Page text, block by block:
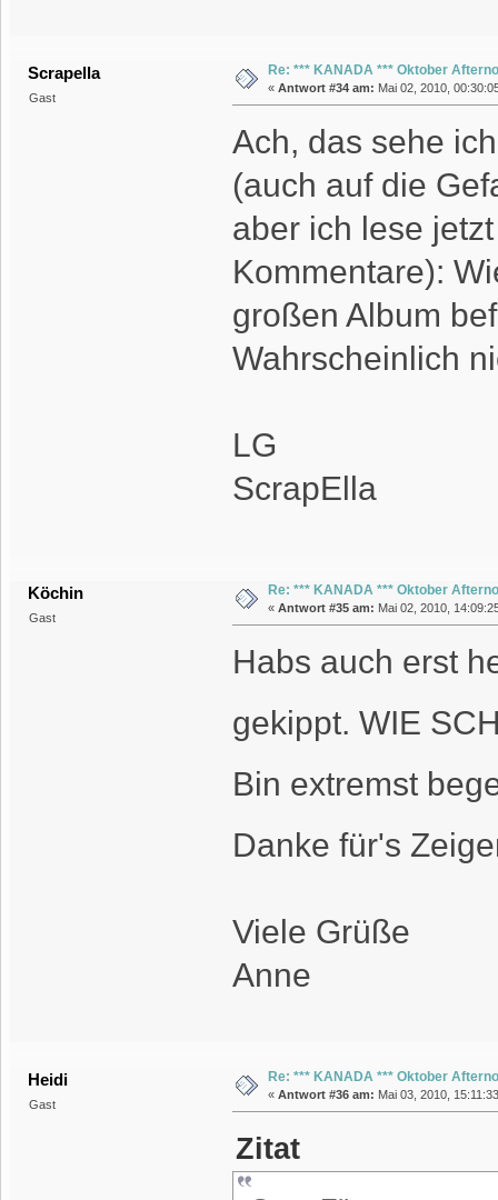
Scrapella
Gast
Re: *** KANADA *** Oktober
« Antwort #34 am: Mai 02, 2010,
Ach, das sehe
(auch auf die
aber ich lese
Kommentare):
großen Album
Wahrscheinlich
LG
ScrapElla
Köchin
Gast
Re: *** KANADA *** Oktober
« Antwort #35 am: Mai 02, 2010,
Habs auch erst
gekippt. WIE
Bin extremst
Danke für's
Viele Grüße
Anne
Heidi
Gast
Re: *** KANADA *** Oktober
« Antwort #36 am: Mai 03, 2010,
Zitat